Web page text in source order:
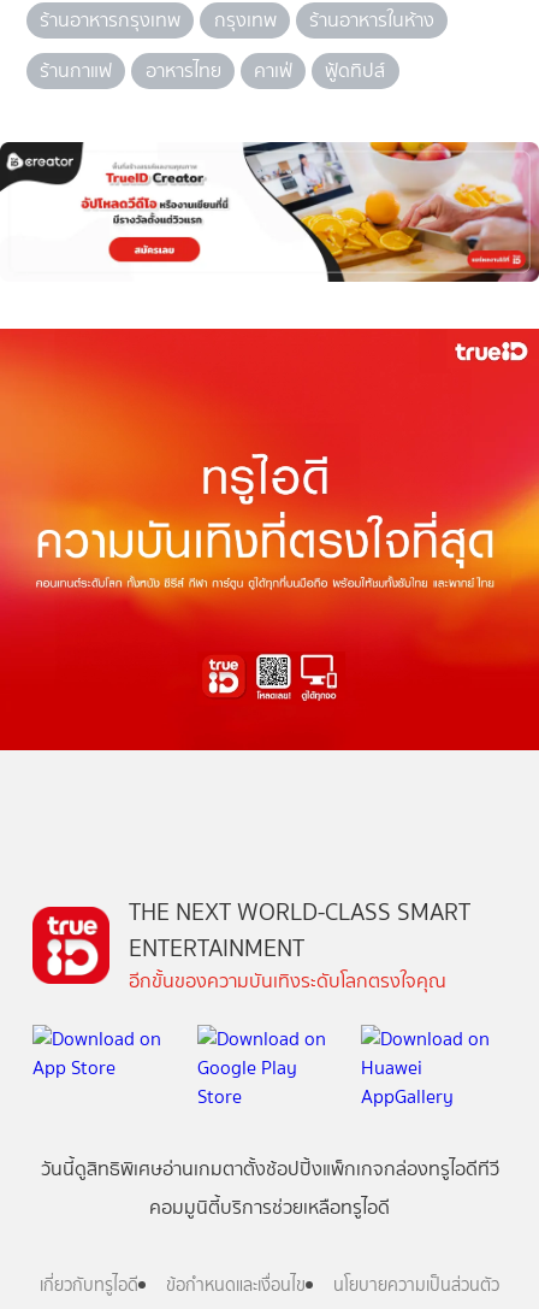
ร้านอาหารกรุงเทพ
กรุงเทพ
ร้านอาหารในห้าง
ร้านกาแฟ
อาหารไทย คาเฟ่ ฟู้ดทิปส์
THE NEXT WORLD-CLASS SMART
ENTERTAINMENT
อีกขั้นของความบันเทิงระดับโลกตรงใจคุณ
วันนี้ดูสิทธิพิเศษอ่านเกมตาตั้งช้อปปิ้งแพ็กเกจกล่องทรูไอดีทีวี
คอมมูนิตี้บริการช่วยเหลือทรูไอดี
เกี่ยวกับทรูไอดี ข้อกำหนดและเงื่อนไข นโยบายความเป็นส่วนตัว